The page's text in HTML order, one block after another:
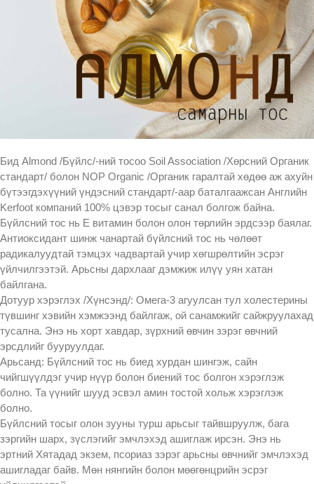
Бид Almond /Бүйлс/-ний тосоо Soil Association /Хөрсний Органик
стандарт/ болон NOP Organic /Органик гаралтай хөдөө аж ахуйн
бүтээгдэхүүний үндэсний стандарт/-аар баталгаажсан Английн
Kerfoot компаний 100% цэвэр тосыг санал болгож байна.
Бүйлсний тос нь Е витамин болон олон төрлийн эрдсээр баялаг.
Антиоксидант шинж чанартай бүйлсний тос нь чөлөөт
радикалуудтай тэмцэх чадвартай учир хөгшрөлтийн эсрэг
үйлчилгээтэй. Арьсны дархлааг дэмжиж илүү уян хатан
байлгана.
Дотуур хэрэглэх /Хүнсэнд/: Омега-3 агуулсан тул холестерины
түвшинг хэвийн хэмжээнд байлгаж, ой санамжийг сайжруулахад
тусална. Энэ нь хорт хавдар, зүрхний өвчин зэрэг өвчний
эрсдлийг бууруулдаг.
Арьсанд: Бүйлсний тос нь биед хурдан шингэж, сайн
чийгшүүлдэг учир нүүр болон биений тос болгон хэрэглэж
болно. Та үүнийг шууд эсвэл амин тостой хольж хэрэглэж
болно.
Бүйлсний тосыг олон зууны турш арьсыг тайвшруулж, бага
зэргийн шарх, зүслэгийг эмчлэхэд ашиглаж ирсэн. Энэ нь
эртний Хятадад экзем, псориаз зэрэг арьсны өвчнийг эмчлэхэд
ашигладаг байв. Мөн нянгийн болон мөөгөнцрийн эсрэг